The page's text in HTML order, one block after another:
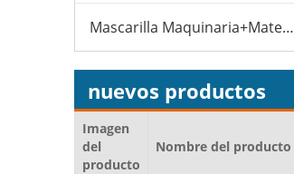
Mascarilla Maquinaria+Material
nuevos productos
Imagen
del
producto
Nombre del producto